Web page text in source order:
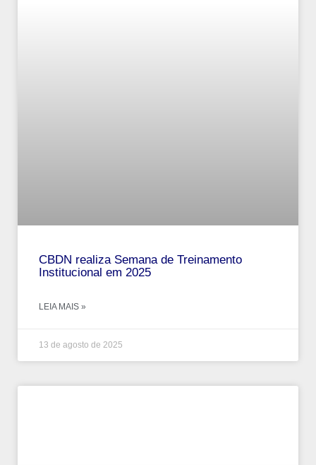
CBDN realiza Semana de Treinamento
Institucional em 2025
LEIA MAIS »
13 de agosto de 2025